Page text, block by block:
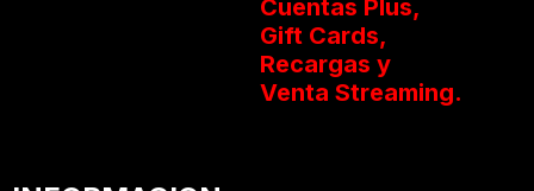
Cuentas Plus,
Gift Cards,
Recargas y
Venta Streaming.